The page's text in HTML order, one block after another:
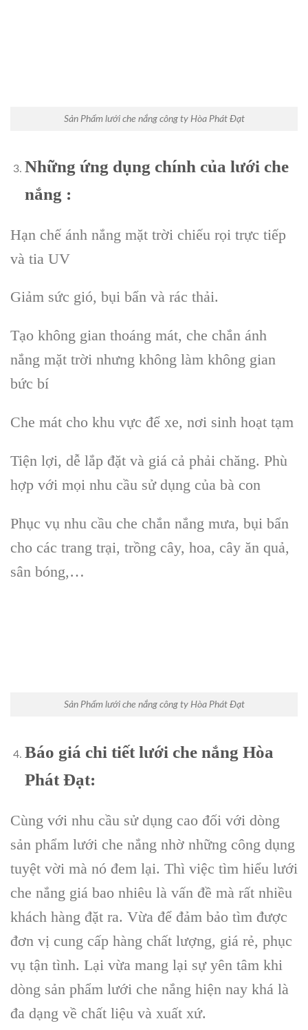
Sản Phẩm lưới che nắng công ty Hòa Phát Đạt
Những ứng dụng chính của lưới che
nắng :
Hạn chế ánh nắng mặt trời chiếu rọi trực tiếp
và tia UV
Giảm sức gió, bụi bẩn và rác thải.
Tạo không gian thoáng mát, che chắn ánh
nắng mặt trời nhưng không làm không gian
bức bí
Che mát cho khu vực để xe, nơi sinh hoạt tạm
Tiện lợi, dễ lắp đặt và giá cả phải chăng. Phù
hợp với mọi nhu cầu sử dụng của bà con
Phục vụ nhu cầu che chắn nắng mưa, bụi bẩn
cho các trang trại, trồng cây, hoa, cây ăn quả,
sân bóng,…
Sản Phẩm lưới che nắng công ty Hòa Phát Đạt
Báo giá chi tiết lưới che nắng Hòa
Phát Đạt:
Cùng với nhu cầu sử dụng cao đối với dòng
sản phẩm lưới che nắng nhờ những công dụng
tuyệt vời mà nó đem lại. Thì việc tìm hiểu lưới
che nắng giá bao nhiêu là vấn đề mà rất nhiều
khách hàng đặt ra. Vừa để đảm bảo tìm được
đơn vị cung cấp hàng chất lượng, giá rẻ, phục
vụ tận tình. Lại vừa mang lại sự yên tâm khi
dòng sản phẩm lưới che nắng hiện nay khá là
đa dạng về chất liệu và xuất xứ.